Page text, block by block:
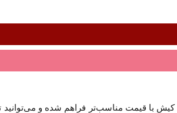
کیش با قیمت مناسب‌تر فراهم شده و می‌توانید